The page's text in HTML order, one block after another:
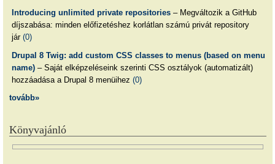
Introducing unlimited private repositories– Megváltozik a GitHub
díjszabása: minden előfizetéshez korlátlan számú privát repository
jár (0)
Drupal 8 Twig: add custom CSS classes to menus (based on menu
name)– Saját elképzeléseink szerinti CSS osztályok (automatizált)
hozzáadása a Drupal 8 menüihez (0)
tovább»
Könyvajánló